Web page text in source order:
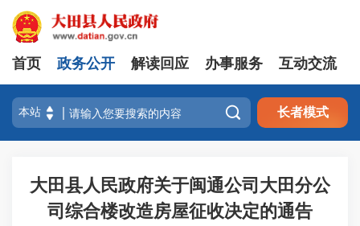
首页 政务公开 解读回应 办事服务 互动交流
 长者模式
大田县人民政府关于闽通公司大田分公
司综合楼改造房屋征收决定的通告